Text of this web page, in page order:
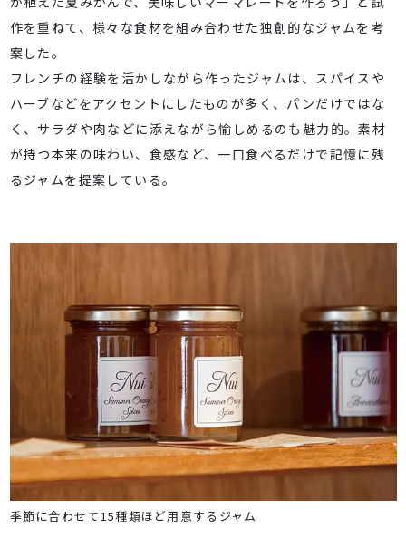
作を重ねて、様々な食材を組み合わせた独創的なジャムを考
案した。
フレンチの経験を活かしながら作ったジャムは、スパイスや
ハーブなどをアクセントにしたものが多く、パンだけではな
く、サラダや肉などに添えながら愉しめるのも魅力的。素材
が持つ本来の味わい、食感など、一口食べるだけで記憶に残
るジャムを提案している。
季節に合わせて15種類ほど用意するジャム